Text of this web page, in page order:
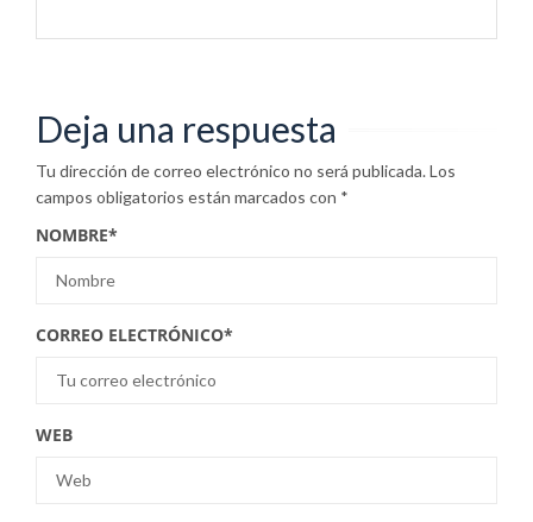
Deja una respuesta
Tu dirección de correo electrónico no será publicada.Los
campos obligatorios están marcados con *
NOMBRE*
CORREO ELECTRÓNICO*
WEB